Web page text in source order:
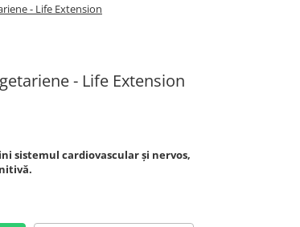
- Life Extension
- Life Extension
sistemul cardiovascular și nervos,